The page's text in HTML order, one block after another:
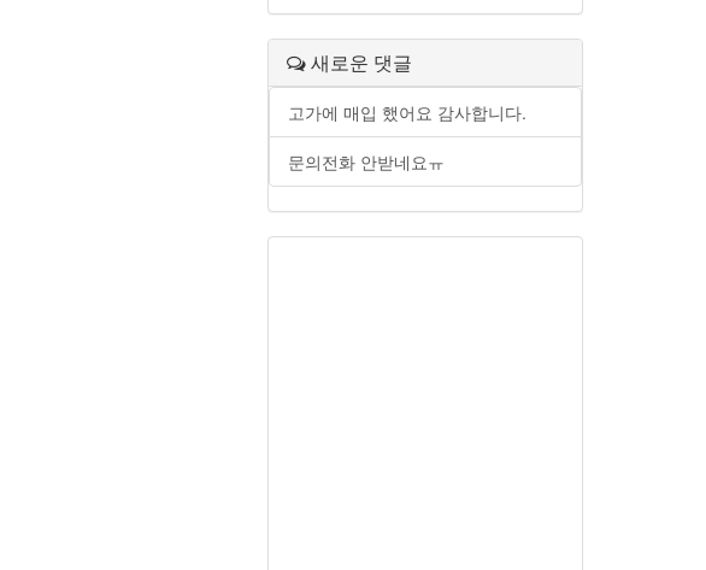
새로운 댓글
고가에 매입 했어요 감사합니다.
문의전화 안받네요ㅠ